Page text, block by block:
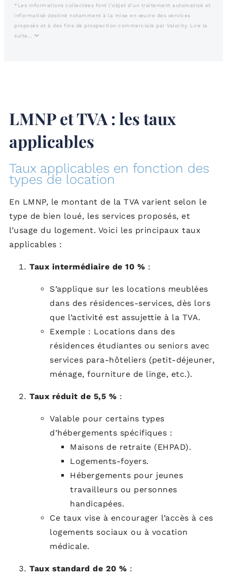
*Les informations collectées font l’objet d’un traitement automatisé et
informatisé destiné notamment à la mise en œuvre des services
proposés et à des fins de prospection commerciale par Valority. Lire la
suite…
LMNP et TVA : les taux
applicables
Taux applicables en fonction des
types de location
En LMNP, le montant de la TVA varient selon le
type de bien loué, les services proposés, et
l’usage du logement. Voici les principaux taux
applicables :
Taux intermédiaire de 10 % :
S’applique sur les locations meublées
dans des résidences-services, dès lors
que l’activité est assujettie à la TVA.
Exemple : Locations dans des
résidences étudiantes ou seniors avec
services para-hôteliers (petit-déjeuner,
ménage, fourniture de linge, etc.).
Taux réduit de 5,5 % :
Valable pour certains types
d’hébergements spécifiques :
Maisons de retraite (EHPAD).
Logements-foyers.
Hébergements pour jeunes
travailleurs ou personnes
handicapées.
Ce taux vise à encourager l’accès à ces
logements sociaux ou à vocation
médicale.
Taux standard de 20 % :